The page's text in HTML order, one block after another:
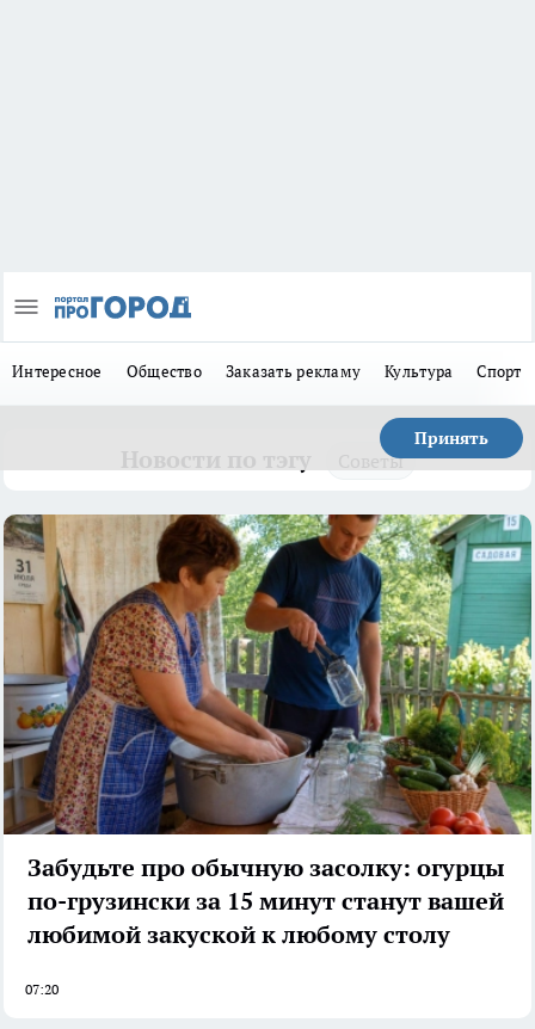
Интересное Общество Заказать рекламу Культура Спорт
Принять
Советы
Забудьте про обычную засолку: огурцы
по-грузински за 15 минут станут вашей
любимой закуской к любому столу
07:20